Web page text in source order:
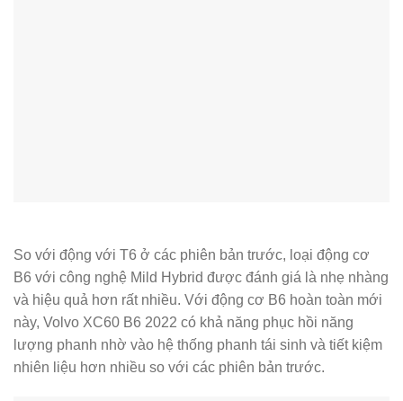
So với động với T6 ở các phiên bản trước, loại động cơ
B6 với công nghệ Mild Hybrid được đánh giá là nhẹ nhàng
và hiệu quả hơn rất nhiều. Với động cơ B6 hoàn toàn mới
này, Volvo XC60 B6 2022 có khả năng phục hồi năng
lượng phanh nhờ vào hệ thống phanh tái sinh và tiết kiệm
nhiên liệu hơn nhiều so với các phiên bản trước.